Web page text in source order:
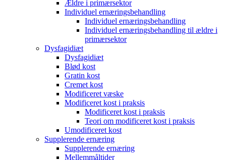
Ældre i primærsektor
Individuel ernæringsbehandling
Individuel ernæringsbehandling
Individuel ernæringsbehandling til ældre i
primærsektor
Dysfagidiæt
Dysfagidiæt
Blød kost
Gratin kost
Cremet kost
Modificeret væske
Modificeret kost i praksis
Modificeret kost i praksis
Teori om modificeret kost i praksis
Umodificeret kost
Supplerende ernæring
Supplerende ernæring
Mellemmåltider